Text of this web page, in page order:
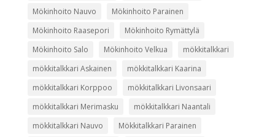
Mökinhoito Nauvo
Mökinhoito Parainen
Mökinhoito Raasepori
Mökinhoito Rymättylä
Mökinhoito Salo
Mökinhoito Velkua
mökkitalkkari
mökkitalkkari Askainen
mökkitalkkari Kaarina
mökkitalkkari Korppoo
mökkitalkkari Livonsaari
mökkitalkkari Merimasku
mökkitalkkari Naantali
mökkitalkkari Nauvo
Mökkitalkkari Parainen